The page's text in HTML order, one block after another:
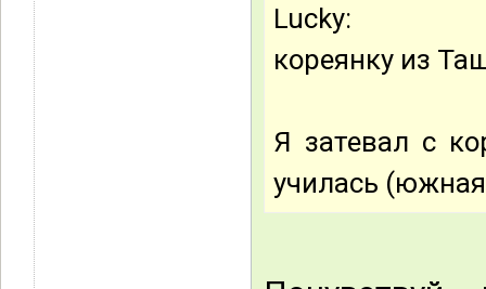
Lucky:
кореянку из
Я затевал с
училась (южная